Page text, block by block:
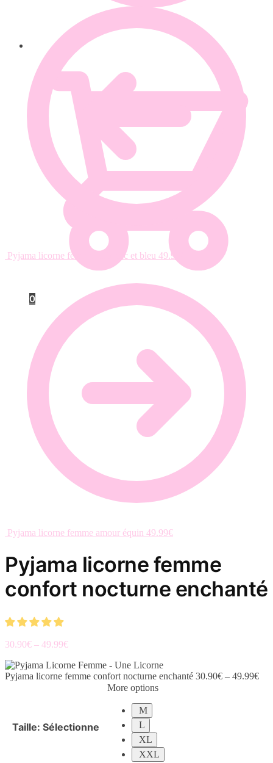
€
0
Pyjama licorne femme en blanc et bleu 49.99
Pyjama licorne femme amour équin 49.99€
Pyjama licorne femme
confort nocturne enchanté
30.90€ – 49.99€
Pyjama licorne femme confort nocturne enchanté 30.90€ – 49.99€
Taille: Sélectionne
More options
M
L
XL
XXL